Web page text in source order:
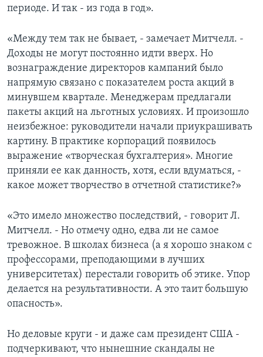
периоде. И так - из года в год».
«Между тем так не бывает, - замечает Митчелл. -
Доходы не могут постоянно идти вверх. Но
вознаграждение директоров кампаний было
напрямую связано с показателем роста акций в
минувшем квартале. Менеджерам предлагали
пакеты акций на льготных условиях. И произошло
неизбежное: руководители начали приукрашивать
картину. В практике корпораций появилось
выражение «творческая бухгалтерия». Многие
приняли ее как данность, хотя, если вдуматься, -
какое может творчество в отчетной статистике?»
«Это имело множество последствий, - говорит Л.
Митчелл. - Но отмечу одно, едва ли не самое
тревожное. В школах бизнеса (а я хорошо знаком с
профессорами, преподающими в лучших
университетах) перестали говорить об этике. Упор
делается на результативности. А это таит большую
опасность».
Но деловые круги - и даже сам президент США -
подчеркивают, что нынешние скандалы не